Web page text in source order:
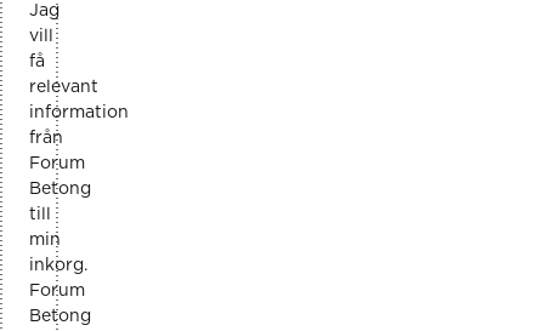
Jag
vill
få
relevant
information
från
Forum
Betong
till
min
inkorg.
Forum
Betong